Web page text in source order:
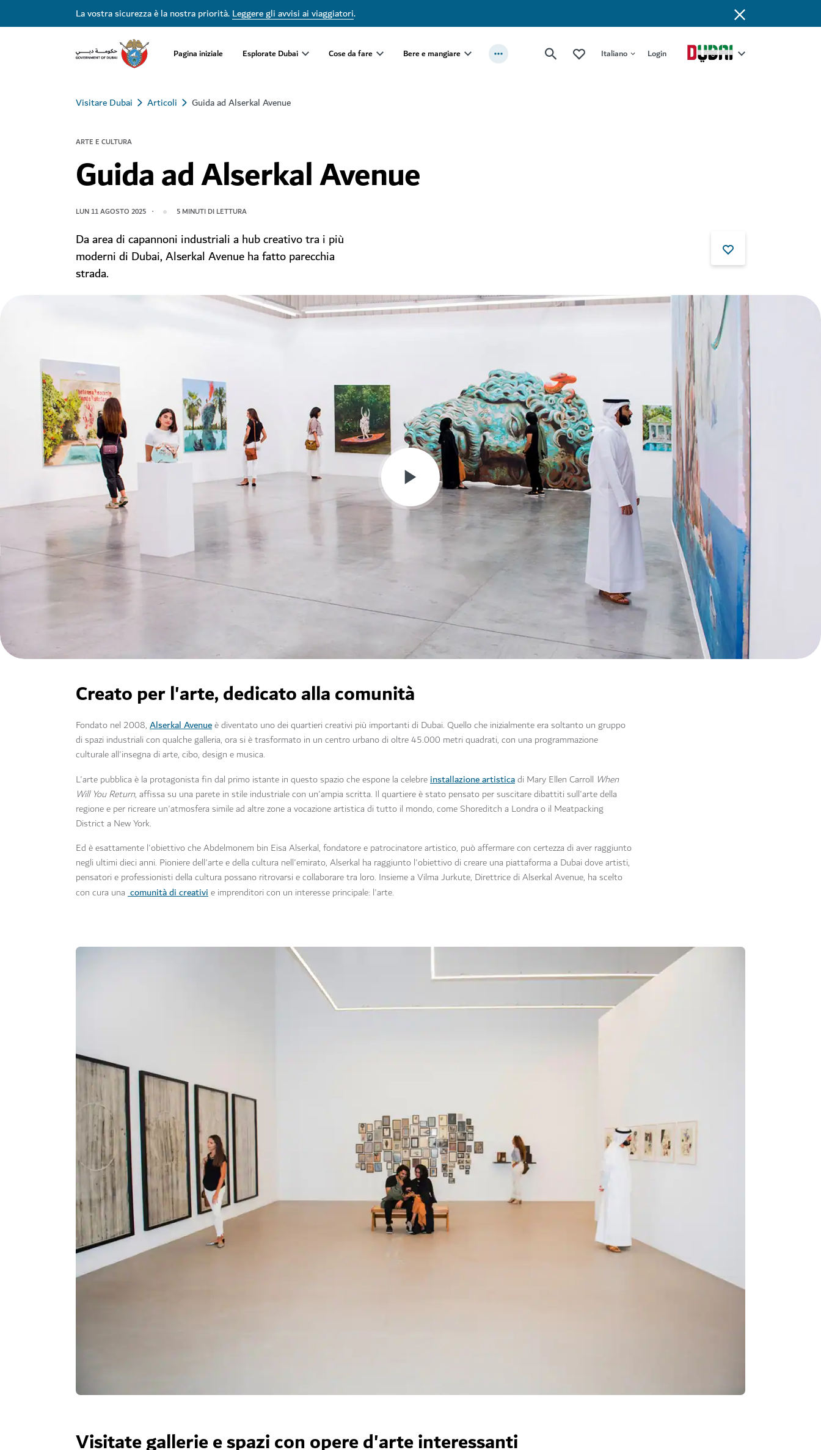
La vostra sicurezza è la nostra priorità.Leggere gli avvisi ai viaggiatori.
Pagina iniziale Esplorate Dubai Cose da fare Bere e mangiare Italiano Login
Visitare Dubai Articoli Guida ad Alserkal Avenue
ARTE E CULTURA
Guida ad Alserkal Avenue
LUN 11 AGOSTO 2025 5 MINUTI DI LETTURA
Da area di capannoni industriali a hub creativo tra i più
moderni di Dubai, Alserkal Avenue ha fatto parecchia
strada.
Creato per l'arte, dedicato alla comunità
Fondato nel 2008, Alserkal Avenueè diventato uno dei quartieri creativi più importanti di Dubai. Quello che inizialmente era soltanto un gruppo
di spazi industriali con qualche galleria, ora si è trasformato in un centro urbano di oltre 45.000 metri quadrati, con una programmazione
culturale all'insegna di arte, cibo, design e musica.
L'arte pubblica è la protagonista fin dal primo istante in questo spazio che espone la celebreinstallazione artisticadi Mary Ellen Carroll When
Will You Return, affissa su una parete in stile industriale con un'ampia scritta. Il quartiere è stato pensato per suscitare dibattiti sull'arte della
regione e per ricreare un'atmosfera simile ad altre zone a vocazione artistica di tutto il mondo, come Shoreditch a Londra o il Meatpacking
District a New York.
Ed è esattamente l'obiettivo che Abdelmonem bin Eisa Alserkal, fondatore e patrocinatore artistico, può affermare con certezza di aver raggiunto
negli ultimi dieci anni. Pioniere dell'arte e della cultura nell'emirato, Alserkal ha raggiunto l'obiettivo di creare una piattaforma a Dubai dove artisti,
pensatori e professionisti della cultura possano ritrovarsi e collaborare tra loro. Insieme a Vilma Jurkute, Direttrice di Alserkal Avenue, ha scelto
con cura una comunità di creativie imprenditori con un interesse principale: l'arte.
Visitate gallerie e spazi con opere d'arte interessanti